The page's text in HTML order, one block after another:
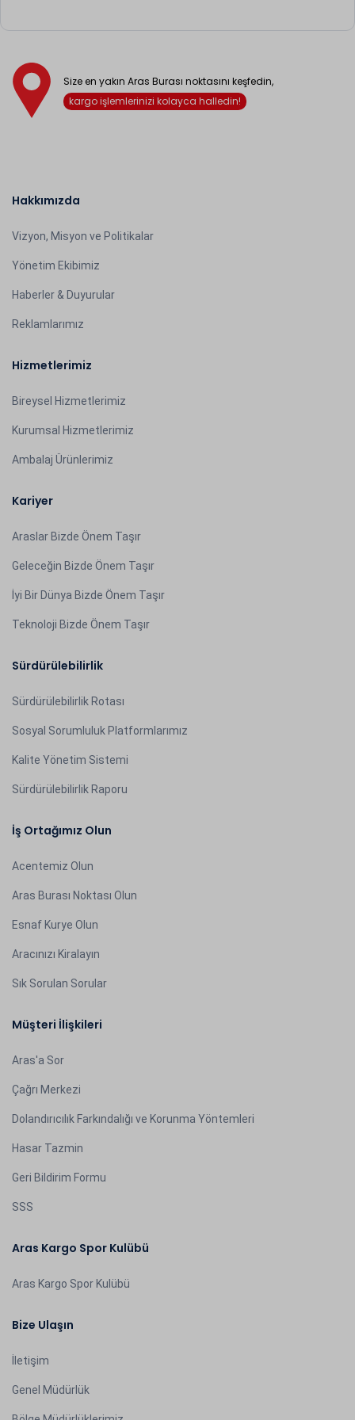
Size en yakın Aras Burası noktasını keşfedin,
kargo işlemlerinizi kolayca halledin!
Hakkımızda
Vizyon, Misyon ve Politikalar
Yönetim Ekibimiz
Haberler & Duyurular
Reklamlarımız
Hizmetlerimiz
Bireysel Hizmetlerimiz
Kurumsal Hizmetlerimiz
Ambalaj Ürünlerimiz
Kariyer
Araslar Bizde Önem Taşır
Geleceğin Bizde Önem Taşır
İyi Bir Dünya Bizde Önem Taşır
Teknoloji Bizde Önem Taşır
Sürdürülebilirlik
Sürdürülebilirlik Rotası
Sosyal Sorumluluk Platformlarımız
Kalite Yönetim Sistemi
Sürdürülebilirlik Raporu
İş Ortağımız Olun
Acentemiz Olun
Aras Burası Noktası Olun
Esnaf Kurye Olun
Aracınızı Kiralayın
Sık Sorulan Sorular
Müşteri İlişkileri
Aras'a Sor
Çağrı Merkezi
Dolandırıcılık Farkındalığı ve Korunma Yöntemleri
Hasar Tazmin
Geri Bildirim Formu
SSS
Aras Kargo Spor Kulübü
Aras Kargo Spor Kulübü
Bize Ulaşın
İletişim
Genel Müdürlük